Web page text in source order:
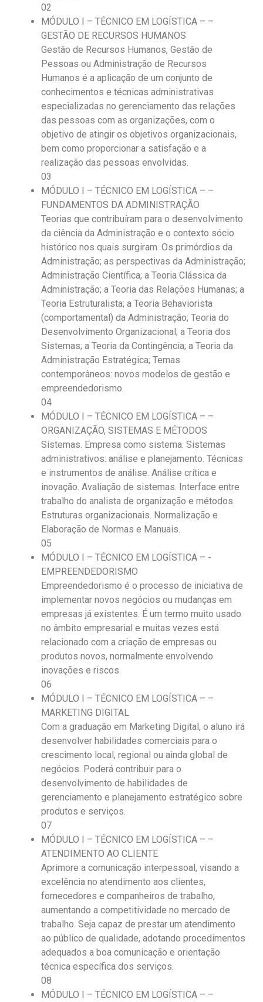
02
MÓDULO I – TÉCNICO EM LOGÍSTICA – –
GESTÃO DE RECURSOS HUMANOS
Gestão de Recursos Humanos, Gestão de
Pessoas ou Administração de Recursos
Humanos é a aplicação de um conjunto de
conhecimentos e técnicas administrativas
especializadas no gerenciamento das relações
das pessoas com as organizações, com o
objetivo de atingir os objetivos organizacionais,
bem como proporcionar a satisfação e a
realização das pessoas envolvidas.
03
MÓDULO I – TÉCNICO EM LOGÍSTICA – –
FUNDAMENTOS DA ADMINISTRAÇÃO
Teorias que contribuíram para o desenvolvimento
da ciência da Administração e o contexto sócio
histórico nos quais surgiram. Os primórdios da
Administração; as perspectivas da Administração;
Administração Científica; a Teoria Clássica da
Administração; a Teoria das Relações Humanas; a
Teoria Estruturalista; a Teoria Behaviorista
(comportamental) da Administração; Teoria do
Desenvolvimento Organizacional; a Teoria dos
Sistemas; a Teoria da Contingência; a Teoria da
Administração Estratégica; Temas
contemporâneos: novos modelos de gestão e
empreendedorismo.
04
MÓDULO I – TÉCNICO EM LOGÍSTICA – –
ORGANIZAÇÃO, SISTEMAS E MÉTODOS
Sistemas. Empresa como sistema. Sistemas
administrativos: análise e planejamento. Técnicas
e instrumentos de análise. Análise crítica e
inovação. Avaliação de sistemas. Interface entre
trabalho do analista de organização e métodos.
Estruturas organizacionais. Normalização e
Elaboração de Normas e Manuais.
05
MÓDULO I – TÉCNICO EM LOGÍSTICA – -
EMPREENDEDORISMO
Empreendedorismo é o processo de iniciativa de
implementar novos negócios ou mudanças em
empresas já existentes. É um termo muito usado
no âmbito empresarial e muitas vezes está
relacionado com a criação de empresas ou
produtos novos, normalmente envolvendo
inovações e riscos.
06
MÓDULO I – TÉCNICO EM LOGÍSTICA – –
MARKETING DIGITAL
Com a graduação em Marketing Digital, o aluno irá
desenvolver habilidades comerciais para o
crescimento local, regional ou ainda global de
negócios. Poderá contribuir para o
desenvolvimento de habilidades de
gerenciamento e planejamento estratégico sobre
produtos e serviços.
07
MÓDULO I – TÉCNICO EM LOGÍSTICA – –
ATENDIMENTO AO CLIENTE
Aprimore a comunicação interpessoal, visando a
excelência no atendimento aos clientes,
fornecedores e companheiros de trabalho,
aumentando a competitividade no mercado de
trabalho. Seja capaz de prestar um atendimento
ao público de qualidade, adotando procedimentos
adequados a boa comunicação e orientação
técnica específica dos serviços.
08
MÓDULO I – TÉCNICO EM LOGÍSTICA – –